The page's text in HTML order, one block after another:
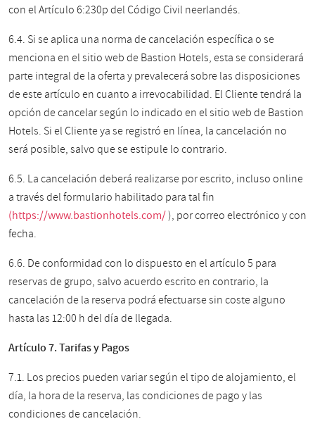
con el Artículo 6:230p del Código Civil neerlandés.
6.4. Si se aplica una norma de cancelación específica o se
menciona en el sitio web de Bastion Hotels, esta se considerará
parte integral de la oferta y prevalecerá sobre las disposiciones
de este artículo en cuanto a irrevocabilidad. El Cliente tendrá la
opción de cancelar según lo indicado en el sitio web de Bastion
Hotels. Si el Cliente ya se registró en línea, la cancelación no
será posible, salvo que se estipule lo contrario.
6.5. La cancelación deberá realizarse por escrito, incluso online
a través del formulario habilitado para tal fin
(https://www.bastionhotels.com/), por correo electrónico y con
fecha.
6.6. De conformidad con lo dispuesto en el artículo 5 para
reservas de grupo, salvo acuerdo escrito en contrario, la
cancelación de la reserva podrá efectuarse sin coste alguno
hasta las 12:00 h del día de llegada.
Artículo 7. Tarifas y Pagos
7.1. Los precios pueden variar según el tipo de alojamiento, el
día, la hora de la reserva, las condiciones de pago y las
condiciones de cancelación.